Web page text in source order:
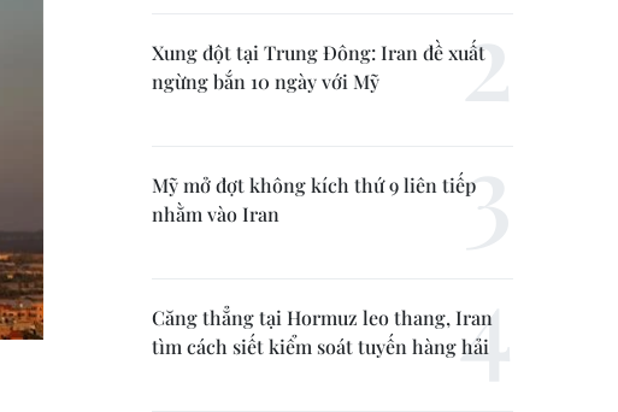
Xung đột tại Trung Đông: Iran đề xuất
ngừng bắn 10 ngày với Mỹ
Mỹ mở đợt không kích thứ 9 liên tiếp
nhằm vào Iran
Căng thẳng tại Hormuz leo thang, Iran
tìm cách siết kiểm soát tuyến hàng hải